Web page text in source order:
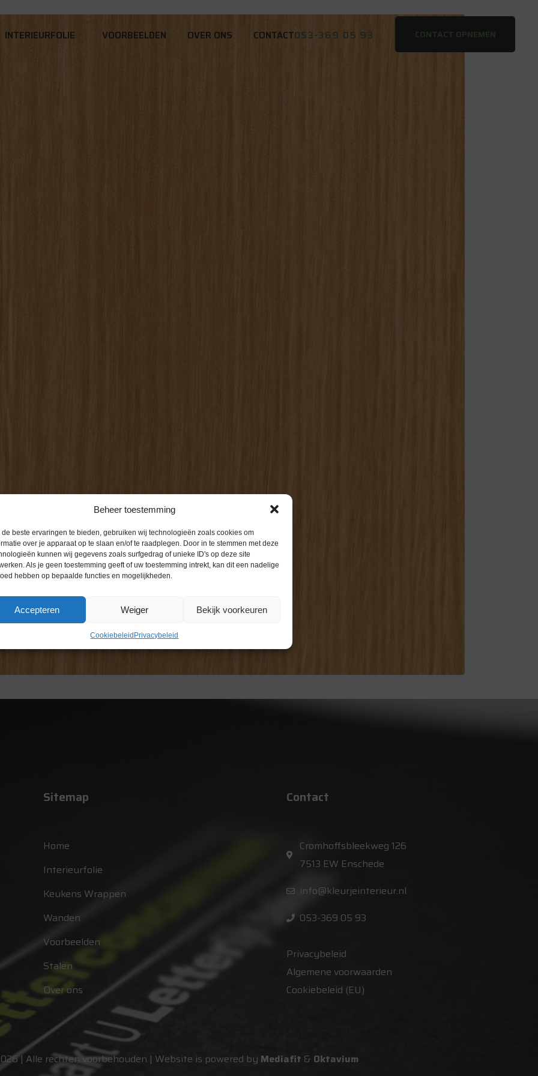
Beheer toestemming
de beste ervaringen te bieden, gebruiken wij technologieën zoals cookies om
over je apparaat op te slaan en/of te raadplegen. Door in te stemmen met deze
kunnen wij gegevens zoals surfgedrag of unieke ID's op deze site
Als je geen toestemming geeft of uw toestemming intrekt, kan dit een nadelige
hebben op bepaalde functies en mogelijkheden.
Accepteren Weiger Bekijk voorkeuren
Cookiebeleid Privacybeleid
INTERIEURFOLIE VOORBEELDEN OVER ONS CONTACT053-369 05 93 CONTACT OPNEMEN
Sitemap
Home
Interieurfolie
Keukens Wrappen
Wanden
Voorbeelden
Stalen
Over ons
Contact
Cromhoffsbleekweg 126
7513 EW Enschede
info@kleurjeinterieur.nl
053-369 05 93
Privacybeleid
Algemene voorwaarden
Cookiebeleid (EU)
| Alle rechten voorbehouden | Website is powered by Mediafit & Oktavium